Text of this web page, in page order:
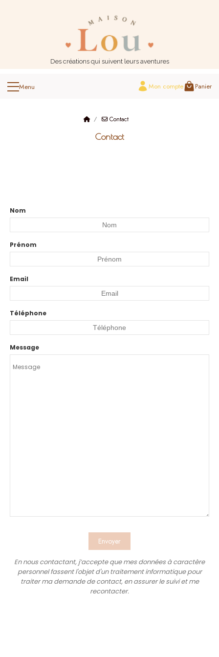
Des créations qui suivent leurs aventures
Mon compte Panier
Contact
Contact
Nom
Prénom
Email
Téléphone
Message
Envoyer
En nous contactant, j’accepte que mes données à caractère
personnel fassent l'objet d'un traitement informatique pour
traiter ma demande de contact, en assurer le suivi et me
recontacter.